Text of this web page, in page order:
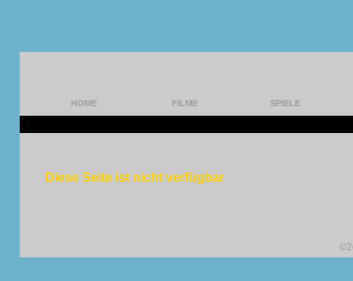
HOME FILME SPIELE
Diese Seite ist nicht verfügbar